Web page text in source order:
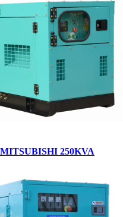
250KVA